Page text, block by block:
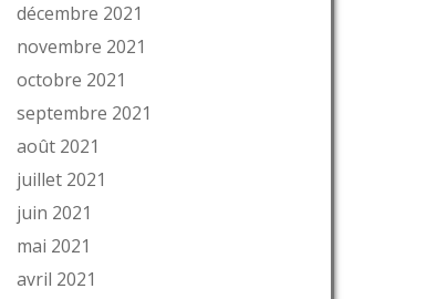
décembre 2021
novembre 2021
octobre 2021
septembre 2021
août 2021
juillet 2021
juin 2021
mai 2021
avril 2021